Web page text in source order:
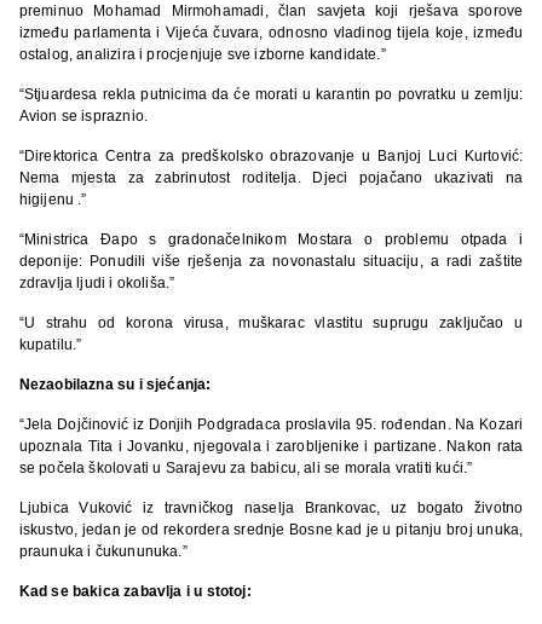
preminuo Mohamad Mirmohamadi, član savjeta koji rješava sporove
između parlamenta i Vijeća čuvara, odnosno vladinog tijela koje, između
ostalog, analizira i procjenjuje sve izborne kandidate.”
“Stjuardesa rekla putnicima da će morati u karantin po povratku u zemlju:
Avion se ispraznio.
“Direktorica Centra za predškolsko obrazovanje u Banjoj Luci Kurtović:
Nema mjesta za zabrinutost roditelja. Djeci pojačano ukazivati na
higijenu .”
“Ministrica Đapo s gradonačelnikom Mostara o problemu otpada i
deponije: Ponudili više rješenja za novonastalu situaciju, a radi zaštite
zdravlja ljudi i okoliša.”
“U strahu od korona virusa, muškarac vlastitu suprugu zaključao u
kupatilu.”
Nezaobilazna su i sjećanja:
“Jela Dojčinović iz Donjih Podgradaca proslavila 95. rođendan. Na Kozari
upoznala Tita i Jovanku, njegovala i zarobljenike i partizane. Nakon rata
se počela školovati u Sarajevu za babicu, ali se morala vratiti kući.”
Ljubica Vuković iz travničkog naselja Brankovac, uz bogato životno
iskustvo, jedan je od rekordera srednje Bosne kad je u pitanju broj unuka,
praunuka i čukununuka.”
Kad se bakica zabavlja i u stotoj: